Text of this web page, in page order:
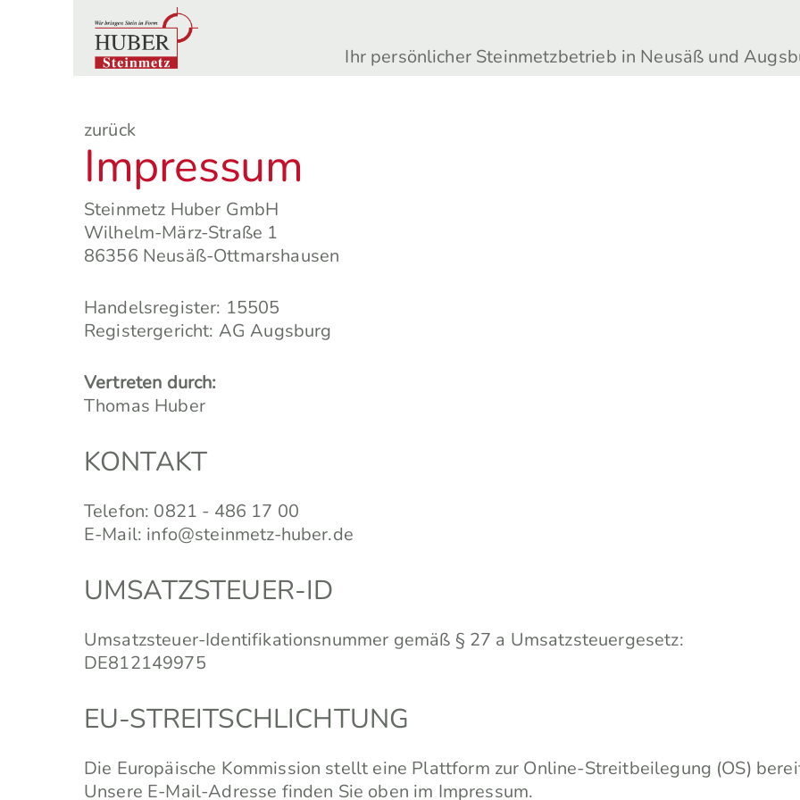
Ihr persönlicher Steinmetzbetrieb in Neusäß und
zurück
Impressum
Steinmetz Huber GmbH
Wilhelm-März-Straße 1
86356 Neusäß-Ottmarshausen
Handelsregister: 15505
Registergericht: AG Augsburg
Vertreten durch:
Thomas Huber
KONTAKT
Telefon: 0821 - 486 17 00
E-Mail: info@steinmetz-huber.de
UMSATZSTEUER-ID
Umsatzsteuer-Identifikationsnummer gemäß § 27 a Umsatzsteuergesetz:
DE812149975
EU-STREITSCHLICHTUNG
Die Europäische Kommission stellt eine Plattform zur Online-Streitbeilegung (OS)
Unsere E-Mail-Adresse finden Sie oben im Impressum.